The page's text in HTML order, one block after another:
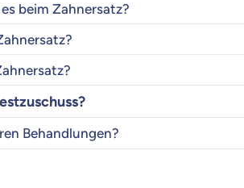
beim Zahnersatz?
Behandlungen?